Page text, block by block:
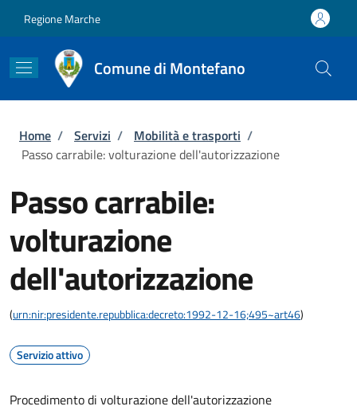
Regione Marche
Comune di Montefano
Briciole di pane
Home / Servizi / Mobilità e trasporti /
Passo carrabile: volturazione dell'autorizzazione
Passo carrabile:
volturazione
dell'autorizzazione
(urn:nir:presidente.repubblica:decreto:1992-12-16;495~art46)
Servizio attivo
Procedimento di volturazione dell'autorizzazione